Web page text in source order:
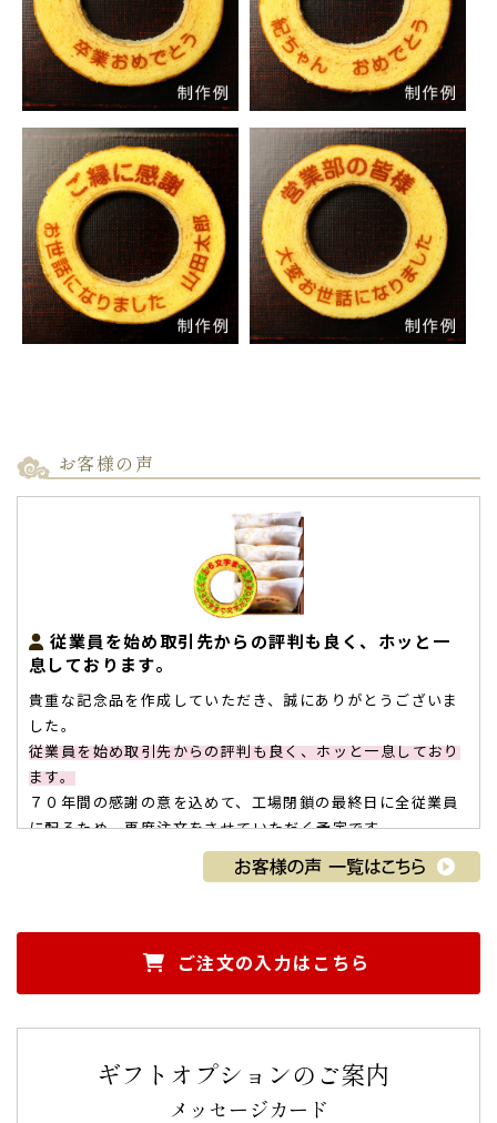
お客様の声
従業員を始め取引先からの評判も良く、ホッと一
息しております。
貴重な記念品を作成していただき、誠にありがとうございま
した。
従業員を始め取引先からの評判も良く、ホッと一息しており
ます。
７０年間の感謝の意を込めて、工場閉鎖の最終日に全従業員
に配るため、再度注文をさせていただく予定です。
お世話になった方々へのお礼の品としては、メッセージ性の
高いこの商品は気持ちが伝わりやすく、色々な場面で利用で
ありがちとうございました。（Ice Sugar様）
ご購入頂いた商品：
オリジナル名入れ・メッセージ入れ小バ
ご注文の入力はこちら
ギフトオプションのご案内
メッセージカード